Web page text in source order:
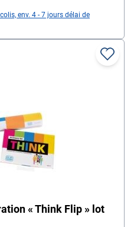
env. 4 - 7 jours délai de
« Think Flip » lot